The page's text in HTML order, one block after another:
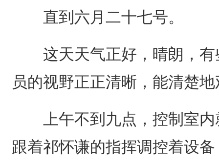
直到六月二十七号。
这天天气正好，晴朗，有
员的视野正正清晰，能清楚
上午不到九点，控制室内
跟着祁怀谦的指挥调控着设